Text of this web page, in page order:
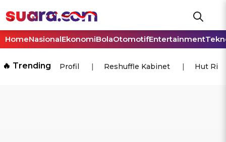
HomeNasionalEkonomiBolaOtomotifEntertainment
🔥 Trending Profil Reshuffle Kabinet Hut Ri